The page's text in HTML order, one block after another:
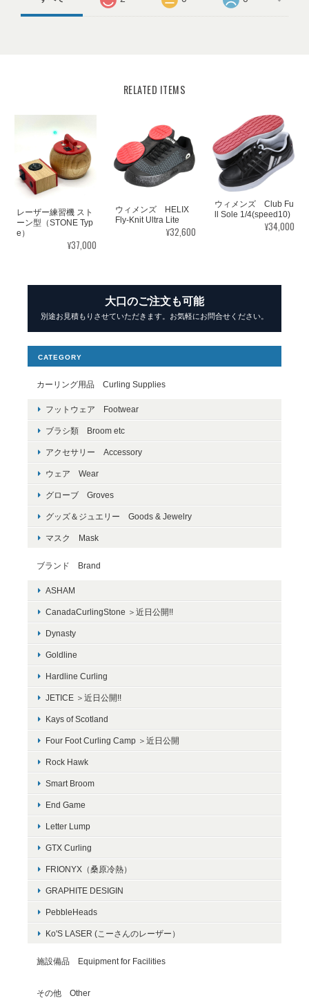
RELATED ITEMS
レーザー練習機 スト
ーン型（STONE Typ
e）
¥37,000
ウィメンズ HELIX
Fly-Knit Ultra Lite
¥32,600
ウィメンズ Club Fu
ll Sole 1/4(speed10)
¥34,000
大口のご注文も可能
別途お見積もりさせていただきます。お気軽にお問合せください。
CATEGORY
カーリング用品 Curling Supplies
フットウェア Footwear
ブラシ類 Broom etc
アクセサリー Accessory
ウェア Wear
グローブ Groves
グッズ＆ジュエリー Goods & Jewelry
マスク Mask
ブランド Brand
ASHAM
CanadaCurlingStone ＞近日公開!!
Dynasty
Goldline
Hardline Curling
JETICE ＞近日公開!!
Kays of Scotland
Four Foot Curling Camp ＞近日公開
Rock Hawk
Smart Broom
End Game
Letter Lump
GTX Curling
FRIONYX（桑原冷熱）
GRAPHITE DESIGIN
PebbleHeads
Ko'S LASER (こーさんのレーザー）
施設備品 Equipment for Facilities
その他 Other